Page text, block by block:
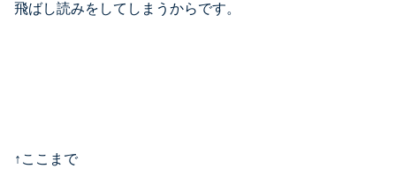
飛ばし読みをしてしまうからです。
↑ここまで